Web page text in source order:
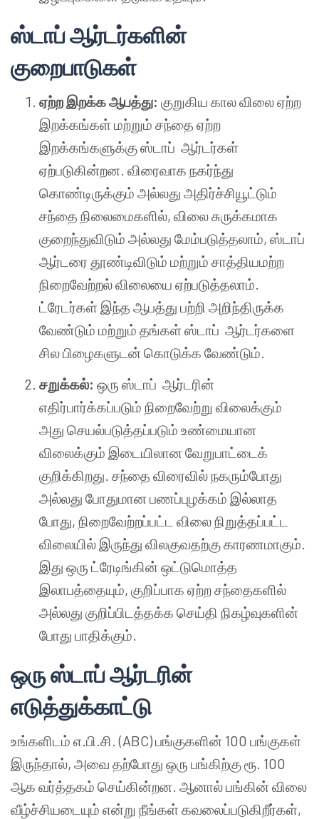
ஸ்டாப் ஆர்டர்களின்
குறைபாடுகள்
ஏற்ற இறக்க ஆபத்து: குறுகிய கால விலை ஏற்ற
இறக்கங்கள் மற்றும் சந்தை ஏற்ற
இறக்கங்களுக்கு ஸ்டாப் ஆர்டர்கள்
ஏற்படுகின்றன. விரைவாக நகர்ந்து
கொண்டிருக்கும் அல்லது அதிர்ச்சியூட்டும்
சந்தை நிலைமைகளில், விலை சுருக்கமாக
குறைந்துவிடும் அல்லது மேம்படுத்தலாம், ஸ்டாப்
ஆர்டரை தூண்டிவிடும் மற்றும் சாத்தியமற்ற
நிறைவேற்றல் விலையை ஏற்படுத்தலாம்.
ட்ரேடர்கள் இந்த ஆபத்து பற்றி அறிந்திருக்க
வேண்டும் மற்றும் தங்கள் ஸ்டாப் ஆர்டர்களை
சில பிழைகளுடன் கொடுக்க வேண்டும்.
சறுக்கல்: ஒரு ஸ்டாப் ஆர்டரின்
எதிர்பார்க்கப்படும் நிறைவேற்று விலைக்கும்
அது செயல்படுத்தப்படும் உண்மையான
விலைக்கும் இடையிலான வேறுபாட்டைக்
குறிக்கிறது. சந்தை விரைவில் நகரும்போது
அல்லது போதுமான பணப்புழக்கம் இல்லாத
போது, நிறைவேற்றப்பட்ட விலை நிறுத்தப்பட்ட
விலையில் இருந்து விலகுவதற்கு காரணமாகும்.
இது ஒரு ட்ரேடிங்கின் ஒட்டுமொத்த
இலாபத்தையும், குறிப்பாக ஏற்ற சந்தைகளில்
அல்லது குறிப்பிடத்தக்க செய்தி நிகழ்வுகளின்
போது பாதிக்கும்.
ஒரு ஸ்டாப் ஆர்டரின்
எடுத்துக்காட்டு
உங்களிடம் எ.பி.சி. (ABC) பங்குகளின் 100 பங்குகள்
இருந்தால், அவை தற்போது ஒரு பங்கிற்கு ரூ. 100
ஆக வர்த்தகம் செய்கின்றன. ஆனால் பங்கின் விலை
வீழ்ச்சியடையும் என்று நீங்கள் கவலைப்படுகிறீர்கள்,